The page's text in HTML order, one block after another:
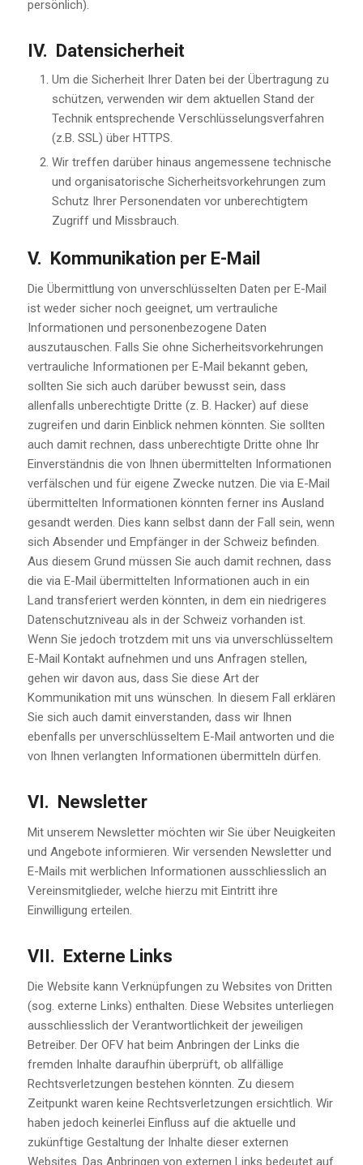
persönlich).
IV. Datensicherheit
Um die Sicherheit Ihrer Daten bei der Übertragung zu
schützen, verwenden wir dem aktuellen Stand der
Technik entsprechende Verschlüsselungsverfahren
(z.B. SSL) über HTTPS.
Wir treffen darüber hinaus angemessene technische
und organisatorische Sicherheitsvorkehrungen zum
Schutz Ihrer Personendaten vor unberechtigtem
Zugriff und Missbrauch.
V. Kommunikation per E-Mail
Die Übermittlung von unverschlüsselten Daten per E-Mail
ist weder sicher noch geeignet, um vertrauliche
Informationen und personenbezogene Daten
auszutauschen. Falls Sie ohne Sicherheitsvorkehrungen
vertrauliche Informationen per E-Mail bekannt geben,
sollten Sie sich auch darüber bewusst sein, dass
allenfalls unberechtigte Dritte (z. B. Hacker) auf diese
zugreifen und darin Einblick nehmen könnten. Sie sollten
auch damit rechnen, dass unberechtigte Dritte ohne Ihr
Einverständnis die von Ihnen übermittelten Informationen
verfälschen und für eigene Zwecke nutzen. Die via E-Mail
übermittelten Informationen könnten ferner ins Ausland
gesandt werden. Dies kann selbst dann der Fall sein, wenn
sich Absender und Empfänger in der Schweiz befinden.
Aus diesem Grund müssen Sie auch damit rechnen, dass
die via E-Mail übermittelten Informationen auch in ein
Land transferiert werden könnten, in dem ein niedrigeres
Datenschutzniveau als in der Schweiz vorhanden ist.
Wenn Sie jedoch trotzdem mit uns via unverschlüsseltem
E-Mail Kontakt aufnehmen und uns Anfragen stellen,
gehen wir davon aus, dass Sie diese Art der
Kommunikation mit uns wünschen. In diesem Fall erklären
Sie sich auch damit einverstanden, dass wir Ihnen
ebenfalls per unverschlüsseltem E-Mail antworten und die
von Ihnen verlangten Informationen übermitteln dürfen.
VI. Newsletter
Mit unserem Newsletter möchten wir Sie über Neuigkeiten
und Angebote informieren. Wir versenden Newsletter und
E-Mails mit werblichen Informationen ausschliesslich an
Vereinsmitglieder, welche hierzu mit Eintritt ihre
Einwilligung erteilen.
VII. Externe Links
Die Website kann Verknüpfungen zu Websites von Dritten
(sog. externe Links) enthalten. Diese Websites unterliegen
ausschliesslich der Verantwortlichkeit der jeweiligen
Betreiber. Der OFV hat beim Anbringen der Links die
fremden Inhalte daraufhin überprüft, ob allfällige
Rechtsverletzungen bestehen könnten. Zu diesem
Zeitpunkt waren keine Rechtsverletzungen ersichtlich. Wir
haben jedoch keinerlei Einfluss auf die aktuelle und
zukünftige Gestaltung der Inhalte dieser externen
Websites. Das Anbringen von externen Links bedeutet auf